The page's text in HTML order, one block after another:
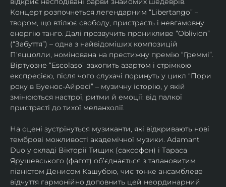
Концерт розпочнеться легендарним “Libertango” –
твором, що втілює свободу, пристрасть і невгамовну
енергію танго. Далі прозвучить проникливе “Oblivion”
(“Забуття”) – одна з найвідоміших композицій
П'яццолли, номінована на престижну премію “Греммі”.
Віртуозне “Escolaso” захопить азартом і стрімкою
експресією, після чого слухачі поринуть у цикл “Пори
року в Буенос-Айресі” – музичну історію, у якій
змінюються настрої, ритми й емоції: від палкої
пристрасті до тихої меланхолії.
На сцені зустрінуться музиканти, які відкривають нові
темброві можливості академічної музики. Adamant
Duo у складі Вікторії Тищик (саксофон) і Тараса
Ярушевського (фагот) об’єднається з талановитим
піаністом Денисом Кашубою, чиє тонке ансамблеве
відчуття гармонійно доповнить цей неординарний